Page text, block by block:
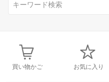
買い物かご お気に入り